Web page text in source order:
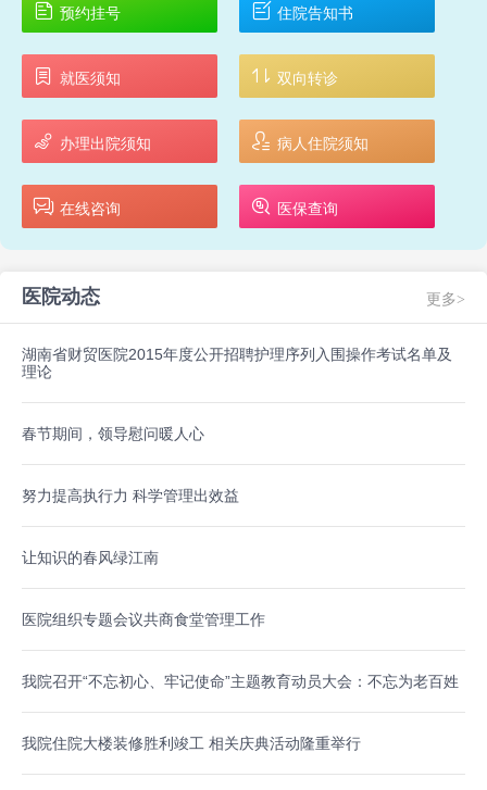
预约挂号 住院告知书
就医须知 双向转诊
办理出院须知 病人住院须知
在线咨询 医保查询
医院动态 更多>
湖南省财贸医院2015年度公开招聘护理序列入围操作考试名单及
理论
春节期间，领导慰问暖人心
努力提高执行力 科学管理出效益
让知识的春风绿江南
医院组织专题会议共商食堂管理工作
我院召开“不忘初心、牢记使命”主题教育动员大会：不忘为老百姓
我院住院大楼装修胜利竣工 相关庆典活动隆重举行